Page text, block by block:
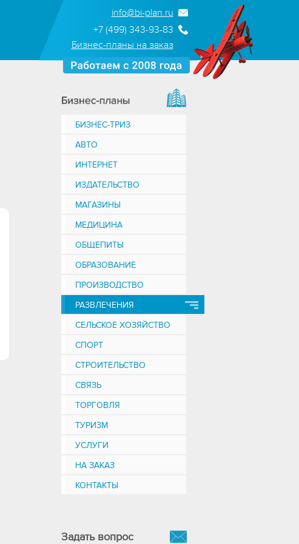
info@bi-plan.ru
+7 (499) 343-93-83
Бизнес-планы на заказ
БИЗНЕС-ТРИЗ
АВТО
ИНТЕРНЕТ
ИЗДАТЕЛЬСТВО
МАГАЗИНЫ
МЕДИЦИНА
ОБЩЕПИТЫ
ОБРАЗОВАНИЕ
ПРОИЗВОДСТВО
РАЗВЛЕЧЕНИЯ
СЕЛЬСКОЕ ХОЗЯЙСТВО
СПОРТ
СТРОИТЕЛЬСТВО
СВЯЗЬ
ТОРГОВЛЯ
ТУРИЗМ
УСЛУГИ
НА ЗАКАЗ
КОНТАКТЫ
Задать вопрос